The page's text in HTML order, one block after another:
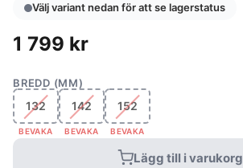
Välj variant nedan för att se lagerstatus
1 799 kr
BREDD (MM)
132
BEVAKA
142
BEVAKA
152
BEVAKA
Lägg till i varukorg